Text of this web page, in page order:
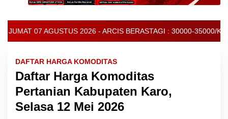
2026 - ARCIS BERASTAGI : 30000-35000/KG - BROKOLI :
DAFTAR HARGA KOMODITAS
Daftar Harga Komoditas
Pertanian Kabupaten Karo,
Selasa 12 Mei 2026